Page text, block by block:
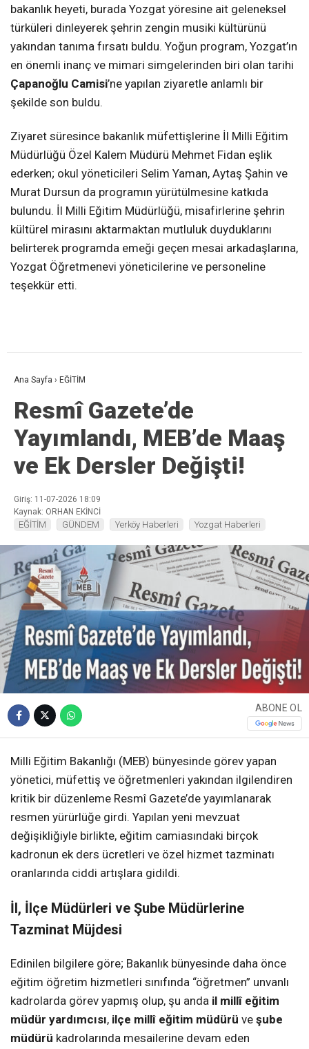
bakanlık heyeti, burada Yozgat yöresine ait geleneksel
türküleri dinleyerek şehrin zengin musiki kültürünü
yakından tanıma fırsatı buldu. Yoğun program, Yozgat’ın
en önemli inanç ve mimari simgelerinden biri olan tarihi
Çapanoğlu Camisi’ne yapılan ziyaretle anlamlı bir
şekilde son buldu.
Ziyaret süresince bakanlık müfettişlerine İl Milli Eğitim
Müdürlüğü Özel Kalem Müdürü Mehmet Fidan eşlik
ederken; okul yöneticileri Selim Yaman, Aytaş Şahin ve
Murat Dursun da programın yürütülmesine katkıda
bulundu. İl Milli Eğitim Müdürlüğü, misafirlerine şehrin
kültürel mirasını aktarmaktan mutluluk duyduklarını
belirterek programda emeği geçen mesai arkadaşlarına,
Yozgat Öğretmenevi yöneticilerine ve personeline
teşekkür etti.
Ana Sayfa › EĞİTİM
Resmî Gazete’de
Yayımlandı, MEB’de Maaş
ve Ek Dersler Değişti!
Giriş: 11-07-2026 18:09
Kaynak: ORHAN EKİNCİ
EĞİTİM GÜNDEM Yerköy Haberleri Yozgat Haberleri
ABONE OL
Milli Eğitim Bakanlığı (MEB) bünyesinde görev yapan
yönetici, müfettiş ve öğretmenleri yakından ilgilendiren
kritik bir düzenleme Resmî Gazete’de yayımlanarak
resmen yürürlüğe girdi. Yapılan yeni mevzuat
değişikliğiyle birlikte, eğitim camiasındaki birçok
kadronun ek ders ücretleri ve özel hizmet tazminatı
oranlarında ciddi artışlara gidildi.
İl, İlçe Müdürleri ve Şube Müdürlerine
Tazminat Müjdesi
Edinilen bilgilere göre; Bakanlık bünyesinde daha önce
eğitim öğretim hizmetleri sınıfında “öğretmen” unvanlı
kadrolarda görev yapmış olup, şu anda il millî eğitim
müdür yardımcısı, ilçe millî eğitim müdürü ve şube
müdürü kadrolarında mesailerine devam eden